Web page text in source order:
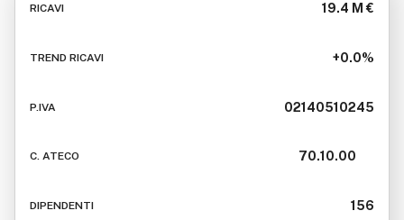
RICAVI 19.4 M €
TREND RICAVI +0.0%
P.IVA 02140510245
C. ATECO 70.10.00
DIPENDENTI 156